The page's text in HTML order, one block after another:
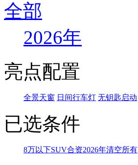
全部
2026年
亮点配置
全景天窗 日间行车灯 无钥匙启动
已选条件
8万以下SUV合资2026年清空所有